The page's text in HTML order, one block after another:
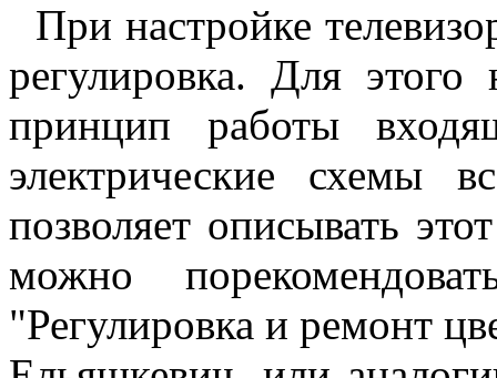
При настройке
регулировка. Для этого
принцип работы
электрические схемы
позволяет описывать
можно
"Регулировка и ремонт